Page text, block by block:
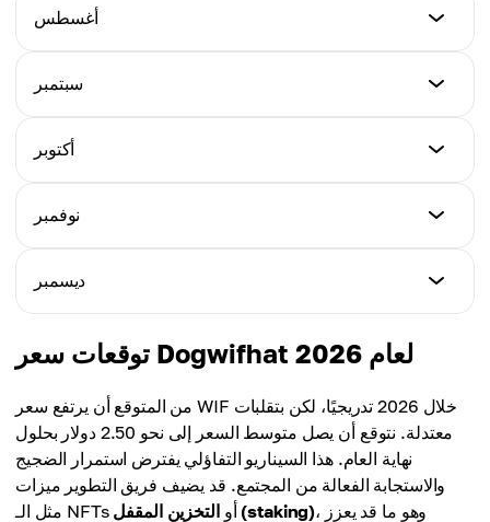
أعلى سعر
0.78$
أدنى سعر
0.73$
أعلى سعر
أغسطس
أدنى سعر
0.87$
أعلى سعر
سبتمبر
أدنى سعر
0.90$
أعلى سعر
أكتوبر
أدنى سعر
0.93$
أعلى سعر
1.03$
نوفمبر
0.95$
أعلى سعر
المتوسط
1.07$
ديسمبر
0.98$
أعلى سعر
1.35$
المتوسط
توقعات سعر Dogwifhat لعام 2026
من المتوقع أن يرتفع سعر WIF خلال 2026 تدريجيًا، لكن بتقلبات
معتدلة. نتوقع أن يصل متوسط السعر إلى نحو 2.50 دولار بحلول
نهاية العام. هذا السيناريو التفاؤلي يفترض استمرار الضجيج
والاستجابة الفعالة من المجتمع. قد يضيف فريق التطوير ميزات
مثل الـ NFTs أو التخزين المقفل (staking)، وهو ما قد يعزز